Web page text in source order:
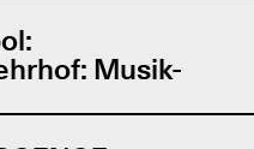
Musik-